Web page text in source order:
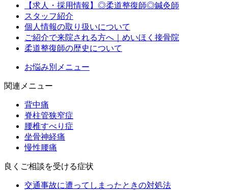
【求人・採用情報】◎柔道整復師◎鍼灸師
スタッフ紹介
個人情報の取り扱いについて
ご紹介で来院される方へ｜めいほく接骨院
柔道整復師の歴史について
お悩み別メニュー
関連メニュー
背中痛
脊柱管狭窄症
腰椎すべり症
坐骨神経痛
慢性腰痛
良くご相談を受ける症状
交通事故に遭ってしまったときの対処法